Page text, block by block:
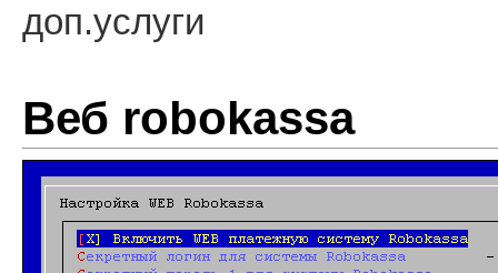
доп.услуги
Веб robokassa